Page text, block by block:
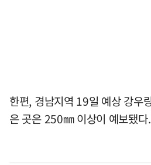
한편, 경남지역 19일 예상 강
은 곳은 250㎜ 이상이 예보됐다.